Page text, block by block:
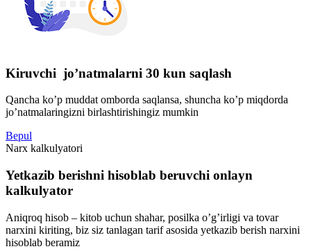
Kiruvchi jo’natmalarni 30 kun saqlash
Qancha ko’p muddat omborda saqlansa, shuncha ko’p miqdorda
jo’natmalaringizni birlashtirishingiz mumkin
Bepul
Narx kalkulyatori
Yetkazib berishni hisoblab beruvchi onlayn
kalkulyator
Aniqroq hisob – kitob uchun shahar, posilka o’g’irligi va tovar
narxini kiriting, biz siz tanlagan tarif asosida yetkazib berish narxini
hisoblab beramiz